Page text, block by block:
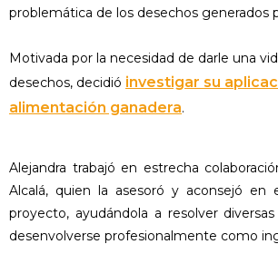
problemática de los desechos generados
Motivada por la necesidad de darle una
desechos, decidió investigar su
alimentación ganadera.
Alejandra trabajó en estrecha
Alcalá, quien la asesoró y aconsejó en
proyecto, ayudándola a resolver
desenvolverse profesionalmente como